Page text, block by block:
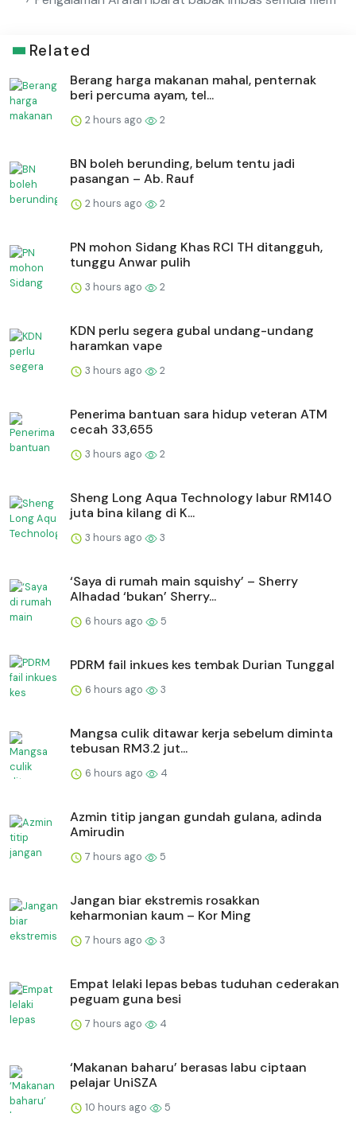
Related
Berang harga makanan mahal, penternak
beri percuma ayam, tel...
2 hours ago 2
BN boleh berunding, belum tentu jadi
pasangan – Ab. Rauf
2 hours ago 2
PN mohon Sidang Khas RCI TH ditangguh,
tunggu Anwar pulih
3 hours ago 2
KDN perlu segera gubal undang-undang
haramkan vape
3 hours ago 2
Penerima bantuan sara hidup veteran ATM
cecah 33,655
3 hours ago 2
Sheng Long Aqua Technology labur RM140
juta bina kilang di K...
3 hours ago 3
‘Saya di rumah main squishy’ – Sherry
Alhadad ‘bukan’ Sherry...
6 hours ago 5
PDRM fail inkues kes tembak Durian Tunggal
6 hours ago 3
Mangsa culik ditawar kerja sebelum diminta
tebusan RM3.2 jut...
6 hours ago 4
Azmin titip jangan gundah gulana, adinda
Amirudin
7 hours ago 5
Jangan biar ekstremis rosakkan
keharmonian kaum – Kor Ming
7 hours ago 3
Empat lelaki lepas bebas tuduhan cederakan
peguam guna besi
7 hours ago 4
‘Makanan baharu’ berasas labu ciptaan
pelajar UniSZA
10 hours ago 5